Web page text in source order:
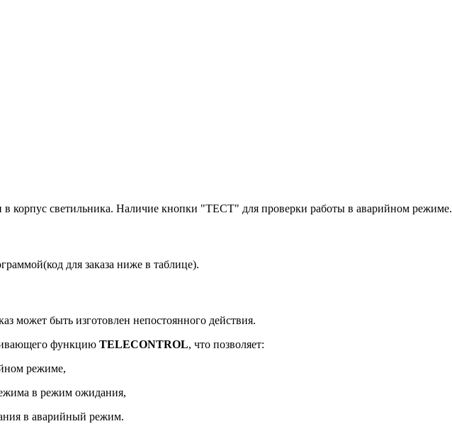
в корпус светильника. Наличие кнопки "ТЕСТ" для проверки работы в аварийном режиме.
для заказа ниже в таблице).
может быть изготовлен непостоянного действия.
функцию TELECONTROL, что позволяет:
режиме,
в режим ожидания,
в аварийный режим.